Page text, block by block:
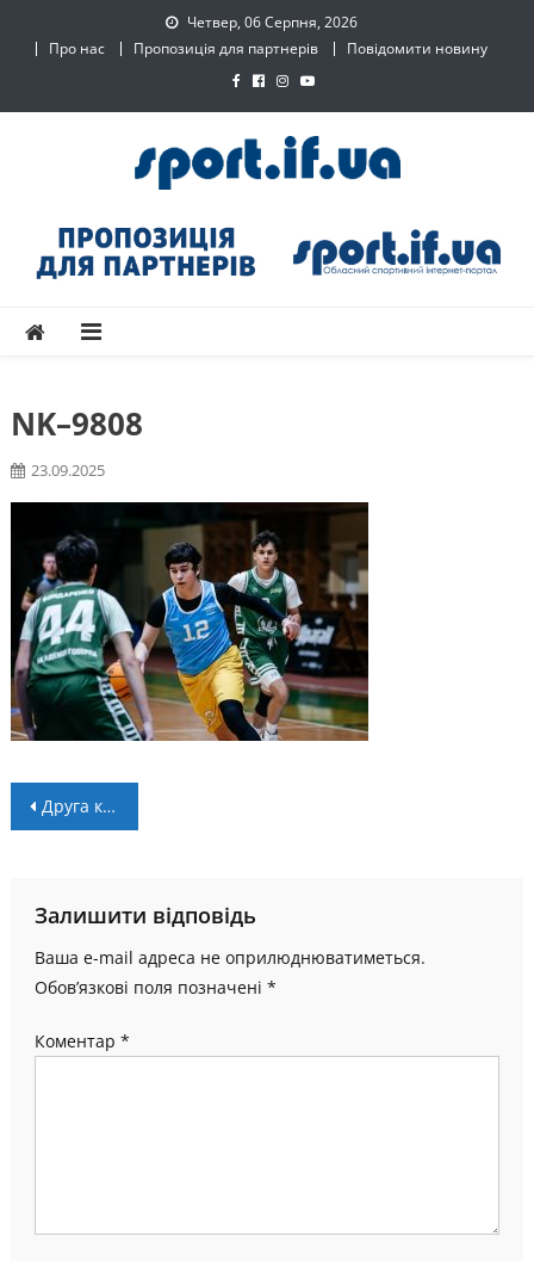
Четвер, 06 Серпня, 2026
Про нас
Пропозиція для партнерів Повідомити новину
SPORT.IF.UA – Обласний
спортивний інтернет-
NK–9808
23.09.2025
Навігація
Друга команда “Прикарпаття-Говерли” зіграє в Першій лізі
Залишити відповідь
Ваша e-mail адреса не оприлюднюватиметься.
Обов’язкові поля позначені *
Коментар *